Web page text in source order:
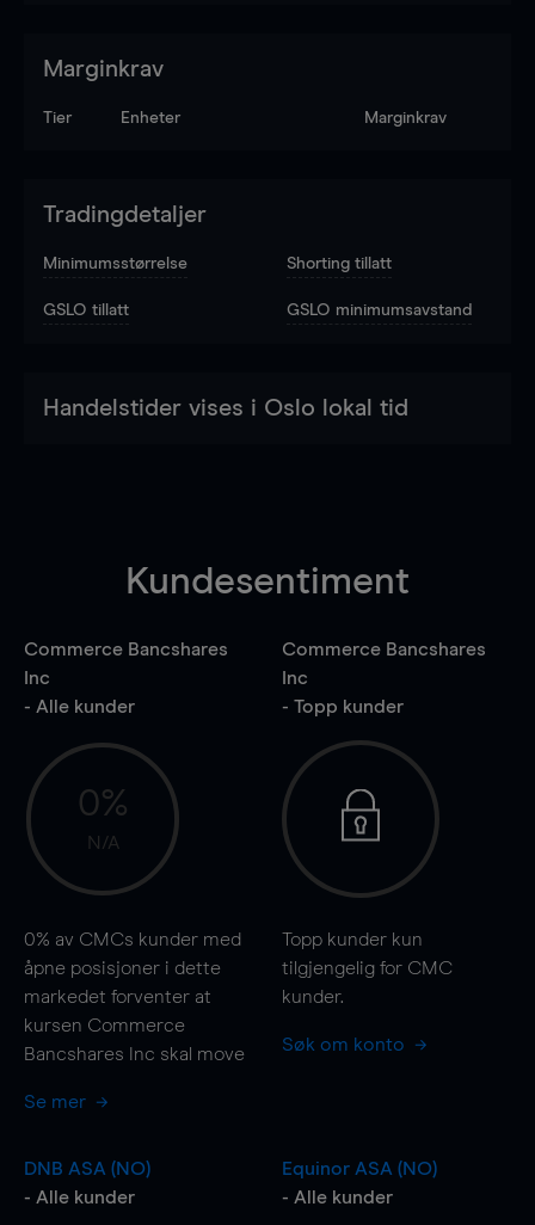
Marginkrav
Tier Enheter Marginkrav
Tradingdetaljer
Minimumsstørrelse Shorting tillatt
GSLO tillatt GSLO minimumsavstand
Handelstider vises i Oslo lokal tid
Kundesentiment
Commerce Bancshares
Inc
- Alle kunder
0%
N/A
0% av CMCs kunder med
åpne posisjoner i dette
markedet forventer at
kursen Commerce
Bancshares Inc skal move
Se mer
Commerce Bancshares
Inc
- Topp kunder
Topp kunder kun
tilgjengelig for CMC
kunder.
Søk om konto
DNB ASA (NO)
- Alle kunder
Equinor ASA (NO)
- Alle kunder